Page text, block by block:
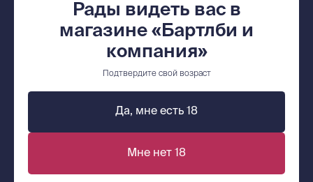
Рады видеть вас в
магазине «Бартлби и
компания»
Подтвердите свой возраст
Да, мне есть 18
Мне нет 18
Сообщество ВКонтакте